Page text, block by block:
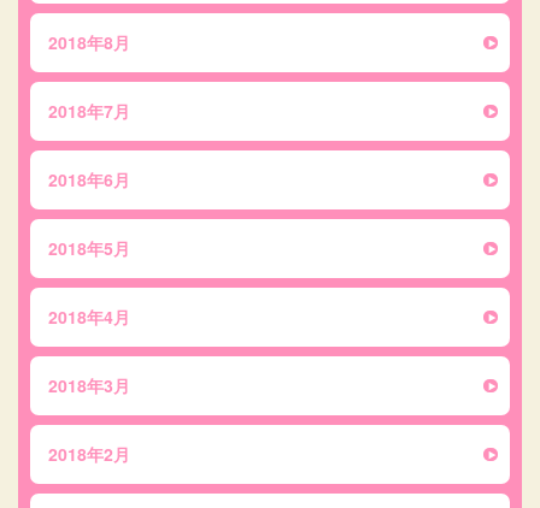
2018年8月
2018年7月
2018年6月
2018年5月
2018年4月
2018年3月
2018年2月